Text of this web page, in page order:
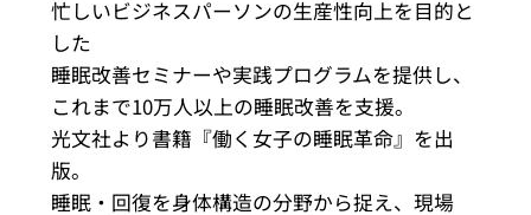
忙しいビジネスパーソンの生産性向上を目的と
した
睡眠改善セミナーや実践プログラムを提供し、
これまで10万人以上の睡眠改善を支援。
光文社より書籍『働く女子の睡眠革命』を出
版。
睡眠・回復を身体構造の分野から捉え、現場